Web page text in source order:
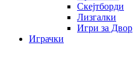
Скејтборди
Лизгалки
Игри за Двор
Играчки